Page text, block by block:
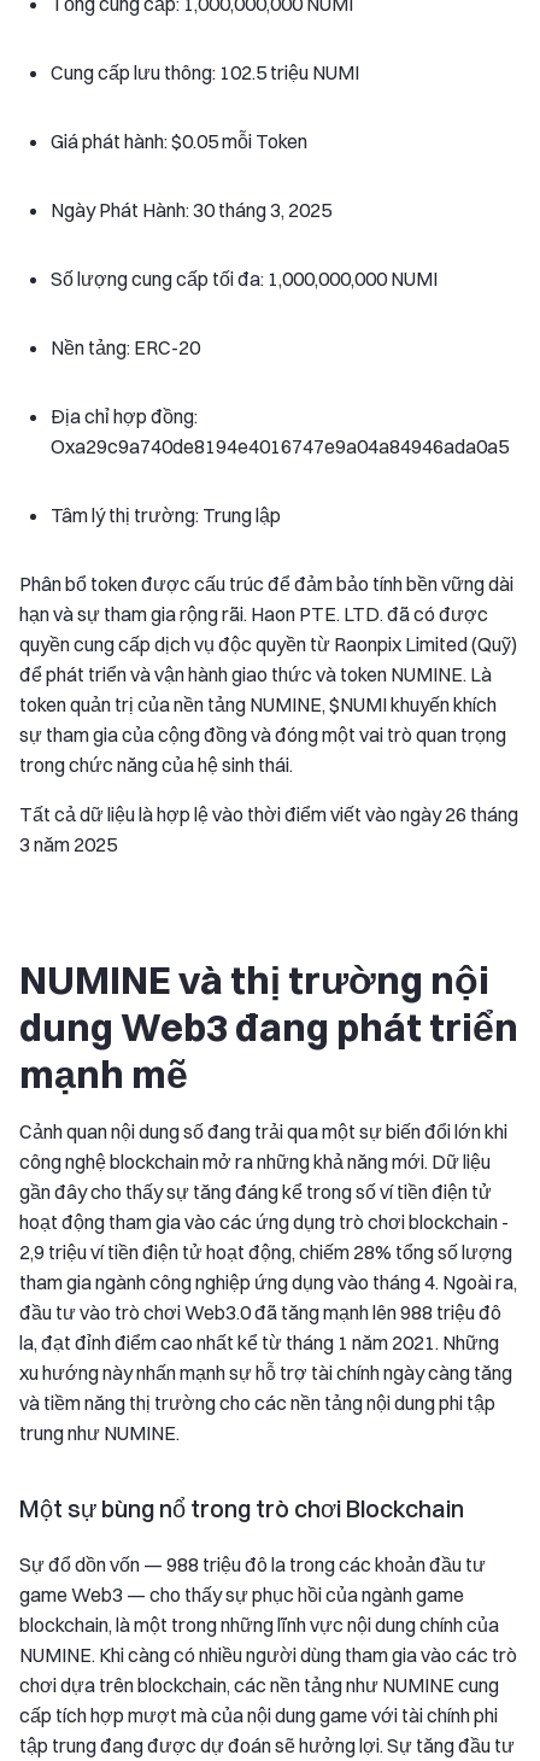
Cung cấp lưu thông: 102.5 triệu NUMI
Giá phát hành: $0.05 mỗi Token
Ngày Phát Hành: 30 tháng 3, 2025
Số lượng cung cấp tối đa: 1,000,000,000 NUMI
Nền tảng: ERC-20
Địa chỉ hợp đồng:
Oxa29c9a740de8194e4016747e9a04a84946ada0a5
Tâm lý thị trường: Trung lập
Phân bổ token được cấu trúc để đảm bảo tính bền vững dài
hạn và sự tham gia rộng rãi. Haon PTE. LTD. đã có được
quyền cung cấp dịch vụ độc quyền từ Raonpix Limited (Quỹ)
để phát triển và vận hành giao thức và token NUMINE. Là
token quản trị của nền tảng NUMINE, $NUMI khuyến khích
sự tham gia của cộng đồng và đóng một vai trò quan trọng
trong chức năng của hệ sinh thái.
Tất cả dữ liệu là hợp lệ vào thời điểm viết vào ngày 26 tháng
3 năm 2025
NUMINE và thị trường nội
dung Web3 đang phát triển
mạnh mẽ
Cảnh quan nội dung số đang trải qua một sự biến đổi lớn khi
công nghệ blockchain mở ra những khả năng mới. Dữ liệu
gần đây cho thấy sự tăng đáng kể trong số ví tiền điện tử
hoạt động tham gia vào các ứng dụng trò chơi blockchain -
2,9 triệu ví tiền điện tử hoạt động, chiếm 28% tổng số lượng
tham gia ngành công nghiệp ứng dụng vào tháng 4. Ngoài ra,
đầu tư vào trò chơi Web3.0 đã tăng mạnh lên 988 triệu đô
la, đạt đỉnh điểm cao nhất kể từ tháng 1 năm 2021. Những
xu hướng này nhấn mạnh sự hỗ trợ tài chính ngày càng tăng
và tiềm năng thị trường cho các nền tảng nội dung phi tập
trung như NUMINE.
Một sự bùng nổ trong trò chơi Blockchain
Sự đổ dồn vốn — 988 triệu đô la trong các khoản đầu tư
game Web3 — cho thấy sự phục hồi của ngành game
blockchain, là một trong những lĩnh vực nội dung chính của
NUMINE. Khi càng có nhiều người dùng tham gia vào các trò
chơi dựa trên blockchain, các nền tảng như NUMINE cung
cấp tích hợp mượt mà của nội dung game với tài chính phi
tập trung đang được dự đoán sẽ hưởng lợi. Sự tăng đầu tư